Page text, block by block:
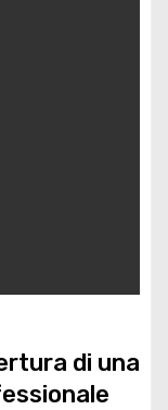
di una